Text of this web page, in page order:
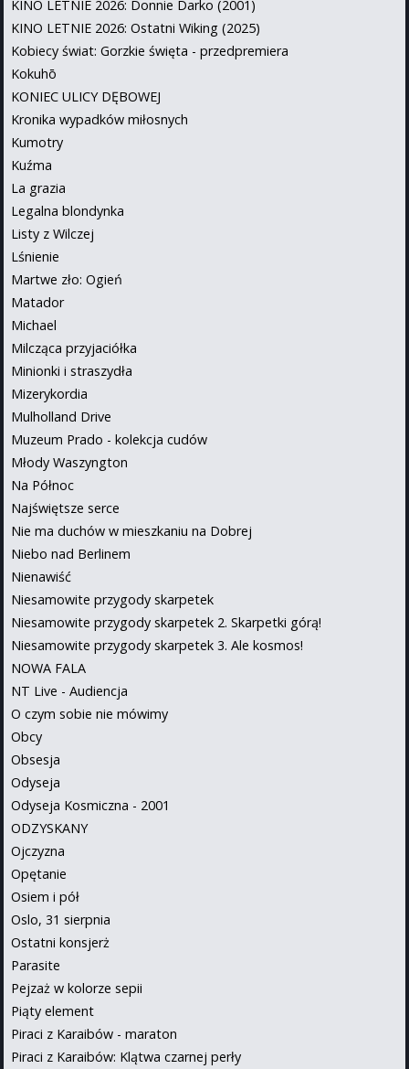
KINO LETNIE 2026: Donnie Darko (2001)
KINO LETNIE 2026: Ostatni Wiking (2025)
Kobiecy świat: Gorzkie święta - przedpremiera
Kokuhō
KONIEC ULICY DĘBOWEJ
Kronika wypadków miłosnych
Kumotry
Kuźma
La grazia
Legalna blondynka
Listy z Wilczej
Lśnienie
Martwe zło: Ogień
Matador
Michael
Milcząca przyjaciółka
Minionki i straszydła
Mizerykordia
Mulholland Drive
Muzeum Prado - kolekcja cudów
Młody Waszyngton
Na Północ
Najświętsze serce
Nie ma duchów w mieszkaniu na Dobrej
Niebo nad Berlinem
Nienawiść
Niesamowite przygody skarpetek
Niesamowite przygody skarpetek 2. Skarpetki górą!
Niesamowite przygody skarpetek 3. Ale kosmos!
NOWA FALA
NT Live - Audiencja
O czym sobie nie mówimy
Obcy
Obsesja
Odyseja
Odyseja Kosmiczna - 2001
ODZYSKANY
Ojczyzna
Opętanie
Osiem i pół
Oslo, 31 sierpnia
Ostatni konsjerż
Parasite
Pejzaż w kolorze sepii
Piąty element
Piraci z Karaibów - maraton
Piraci z Karaibów: Klątwa czarnej perły